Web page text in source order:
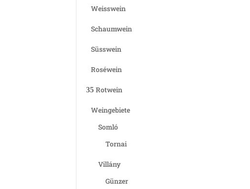
Weisswein
Schaumwein
Süsswein
Roséwein
Rotwein
Weingebiete
Somló
Tornai
Villány
Günzer